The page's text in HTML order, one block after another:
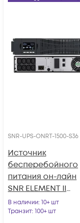
SNR-UPS-ONRT-1500-S36
Источник
бесперебойного
питания он-лайн
SNR ELEMENT II
1500ВА/1500Вт (PF-
1.0), 1ф:1ф (220-240В),
В наличии: 10+ шт
Транзит: 100+ шт